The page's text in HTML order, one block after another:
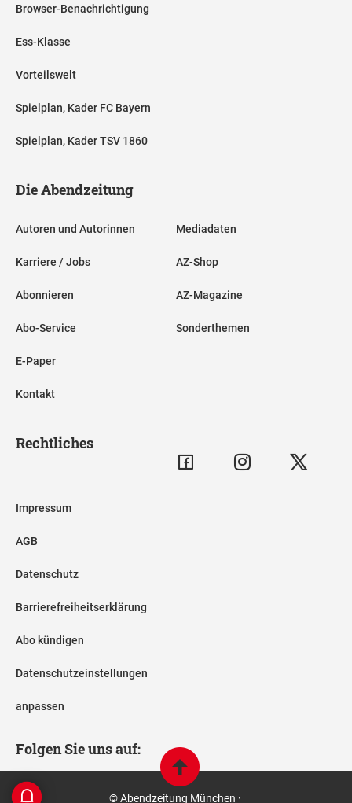
Browser-Benachrichtigung
Ess-Klasse
Vorteilswelt
Spielplan, Kader FC Bayern
Spielplan, Kader TSV 1860
Die Abendzeitung
Autoren und Autorinnen
Karriere / Jobs
Abonnieren
Abo-Service
E-Paper
Kontakt
Mediadaten
AZ-Shop
AZ-Magazine
Sonderthemen
Rechtliches
Impressum
AGB
Datenschutz
Barrierefreiheitserklärung
Abo kündigen
Datenschutzeinstellungen
anpassen
Folgen Sie uns auf:
© Abendzeitung München ·